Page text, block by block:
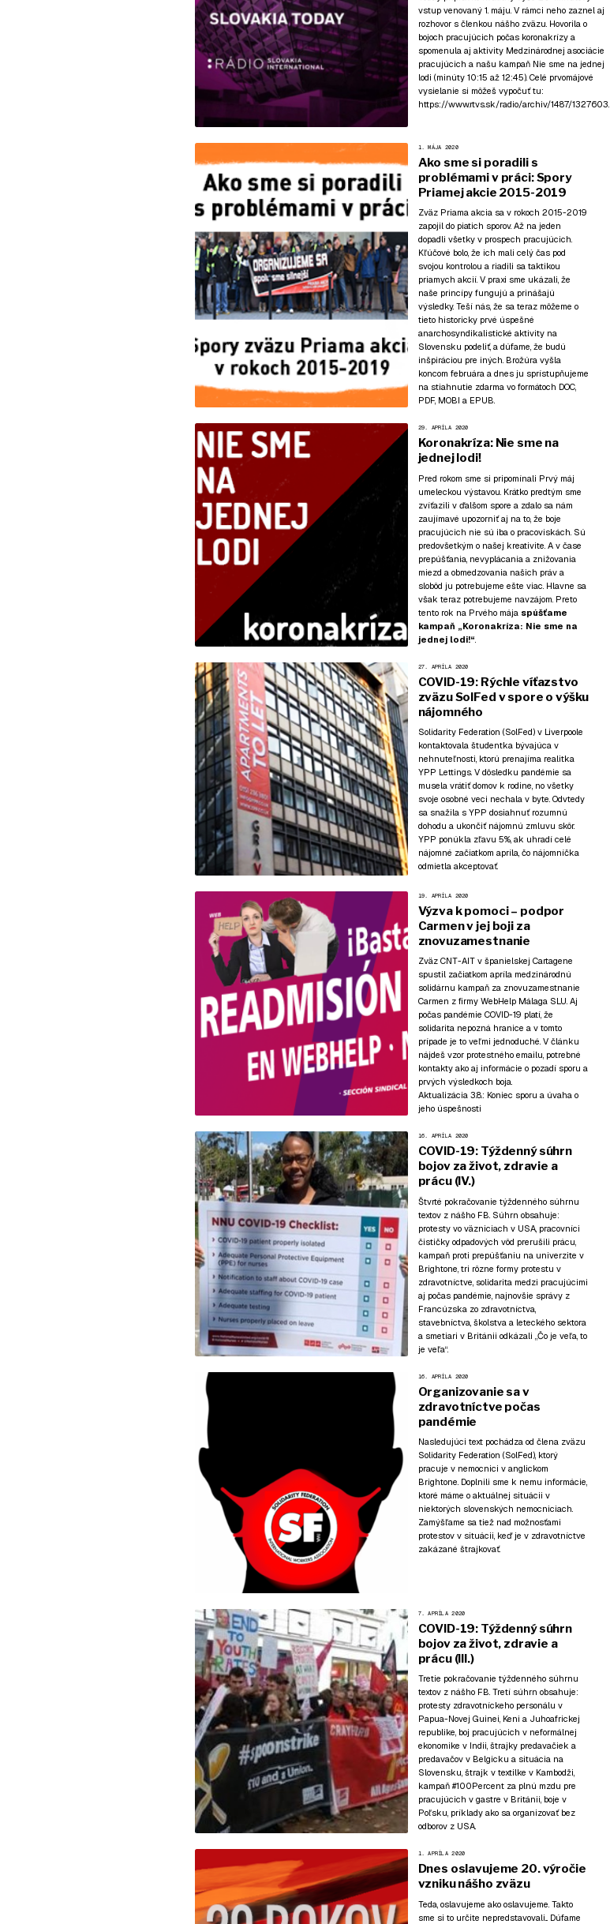
vstup venovaný 1. máju. V rámci neho zaznel aj
rozhovor s členkou nášho zväzu. Hovorila o
bojoch pracujúcich počas koronakrízy a
spomenula aj aktivity Medzinárodnej asociácie
pracujúcich a našu kampaň Nie sme na jednej
lodi (minúty 10:15 až 12:45). Celé prvomájové
vysielanie si môžeš vypočuť tu:
https://www.rtvs.sk/radio/archiv/1487/1327603.
1. MÁJA 2020
Ako sme si poradili s
problémami v práci: Spory
Priamej akcie 2015-2019
Zväz Priama akcia sa v rokoch 2015-2019
zapojil do piatich sporov. Až na jeden
dopadli všetky v prospech pracujúcich.
Kľúčové bolo, že ich mali celý čas pod
svojou kontrolou a riadili sa taktikou
priamych akcií. V praxi sme ukázali, že
naše princípy fungujú a prinášajú
výsledky. Teší nás, že sa teraz môžeme o
tieto historicky prvé úspešné
anarchosyndikalistické aktivity na
Slovensku podeliť, a dúfame, že budú
inšpiráciou pre iných. Brožúra vyšla
koncom februára a dnes ju sprístupňujeme
na stiahnutie zdarma vo formátoch DOC,
PDF, MOBI a EPUB.
29. APRÍLA 2020
Koronakríza: Nie sme na
jednej lodi!
Pred rokom sme si pripomínali Prvý máj
umeleckou výstavou . Krátko predtým sme
zvíťazili v ďalšom spore a zdalo sa nám
zaujímavé upozorniť aj na to, že boje
pracujúcich nie sú iba o pracoviskách. Sú
predovšetkým o našej kreativite. A v čase
prepúšťania, nevyplácania a znižovania
miezd a obmedzovania našich práv a
slobôd ju potrebujeme ešte viac. Hlavne sa
však teraz potrebujeme navzájom. Preto
tento rok na Prvého mája spúšťame
kampaň „Koronakríza: Nie sme na
jednej lodi!“
27. APRÍLA 2020
COVID-19: Rýchle víťazstvo
zväzu SolFed v spore o výšku
nájomného
Solidarity Federation (SolFed) v Liverpoole
kontaktovala študentka bývajúca v
nehnuteľnosti, ktorú prenajíma realitka
YPP Lettings. V dôsledku pandémie sa
musela vrátiť domov k rodine, no všetky
svoje osobné veci nechala v byte. Odvtedy
sa snažila s YPP dosiahnuť rozumnú
dohodu a ukončiť nájomnú zmluvu skôr.
YPP ponúkla zľavu 5%, ak uhradí celé
nájomné začiatkom apríla, čo nájomníčka
odmietla akceptovať.
19. APRÍLA 2020
Výzva k pomoci – podpor
Carmen v jej boji za
znovuzamestnanie
Zväz CNT-AIT v španielskej Cartagene
spustil začiatkom apríla medzinárodnú
solidárnu kampaň za znovuzamestnanie
Carmen z firmy WebHelp Málaga SLU. Aj
počas pandémie COVID-19 platí, že
solidarita nepozná hranice a v tomto
prípade je to veľmi jednoduché. V článku
nájdeš vzor protestného emailu, potrebné
kontakty ako aj informácie o pozadí sporu a
prvých výsledkoch boja.
Aktualizácia 3.8.: Koniec sporu a úvaha o
jeho úspešnosti
16. APRÍLA 2020
COVID-19: Týždenný súhrn
bojov za život, zdravie a
prácu (IV.)
Štvrté pokračovanie týždenného súhrnu
textov z nášho FB. Súhrn obsahuje:
protesty vo väzniciach v USA, pracovníci
čističky odpadových vôd prerušili prácu,
kampaň proti prepúšťaniu na univerzite v
Brightone, tri rôzne formy protestu v
zdravotníctve, solidarita medzi pracujúcimi
aj počas pandémie, najnovšie správy z
Francúzska zo zdravotníctva,
stavebníctva, školstva a leteckého sektora
a smetiari v Británii odkázali „Čo je veľa, to
je veľa“.
16. APRÍLA 2020
Organizovanie sa v
zdravotníctve počas
pandémie
Nasledujúci text pochádza od člena zväzu
Solidarity Federation (SolFed), ktorý
pracuje v nemocnici v anglickom
Brightone. Doplnili sme k nemu informácie,
ktoré máme o aktuálnej situácii v
niektorých slovenských nemocniciach.
Zamýšľame sa tiež nad možnosťami
protestov v situácii, keď je v zdravotníctve
zakázané štrajkovať.
7. APRÍLA 2020
COVID-19: Týždenný súhrn
bojov za život, zdravie a
prácu (III.)
Tretie pokračovanie týždenného súhrnu
textov z nášho FB. Tretí súhrn obsahuje:
protesty zdravotníckeho personálu v
Papua-Novej Guinei, Keni a Juhoafrickej
republike, boj pracujúcich v neformálnej
ekonomike v Indii, štrajky predavačiek a
predavačov v Belgicku a situácia na
Slovensku, štrajk v textilke v Kambodži,
kampaň #100Percent za plnú mzdu pre
pracujúcich v gastre v Británii, boje v
Poľsku, príklady ako sa organizovať bez
odborov z USA.
1. APRÍLA 2020
Dnes oslavujeme 20. výročie
vzniku nášho zväzu
Teda, oslavujeme ako oslavujeme. Takto
sme si to určite nepredstavovali... Dúfame